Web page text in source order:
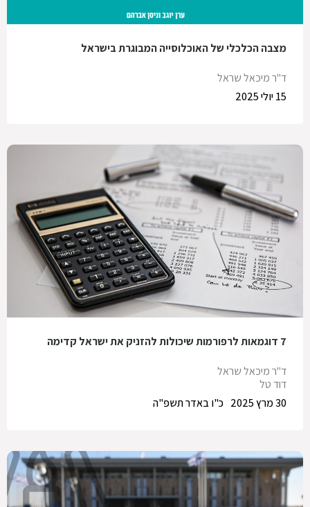
מצבה הכלכלי של האוכלוסייה המבוגרת בישראל
ד"ר מיכאל שראל
15 יולי 2025
7 דוגמאות לרפורמות שיכולות להזניק את ישראל קדימה
ד"ר מיכאל שראל
דוד טל
כ"ו באדר תשפ"ה
30 מרץ 2025